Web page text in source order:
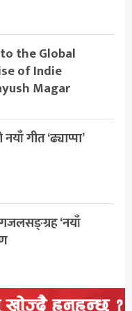
the Global
of Indie
Magar
गीत ‘ढ्याप्पा’
‘नयाँ